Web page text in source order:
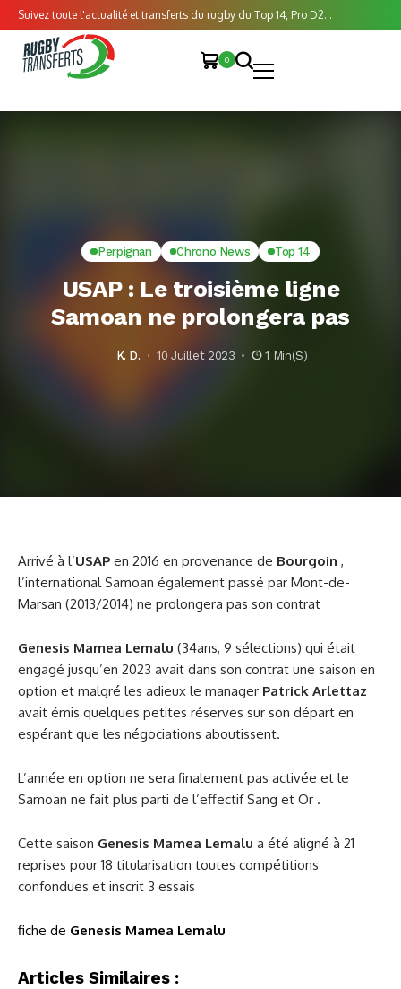
Suivez toute l'actualité et transferts du rugby du Top 14, Pro D2...
0
Perpignan Chrono News Top 14
USAP : Le troisième ligne
Samoan ne prolongera pas
K. D. 10 Juillet 2023 1 Min(s)
Arrivé à l’USAP en 2016 en provenance de Bourgoin ,
l’international Samoan également passé par Mont-de-
Marsan (2013/2014) ne prolongera pas son contrat
Genesis Mamea Lemalu (34ans, 9 sélections) qui était
engagé jusqu’en 2023 avait dans son contrat une saison en
option et malgré les adieux le manager Patrick Arlettaz
avait émis quelques petites réserves sur son départ en
espérant que les négociations aboutissent.
L’année en option ne sera finalement pas activée et le
Samoan ne fait plus parti de l’effectif Sang et Or .
Cette saison Genesis Mamea Lemalu a été aligné à 21
reprises pour 18 titularisation toutes compétitions
confondues et inscrit 3 essais
fiche de Genesis Mamea Lemalu
Articles Similaires :